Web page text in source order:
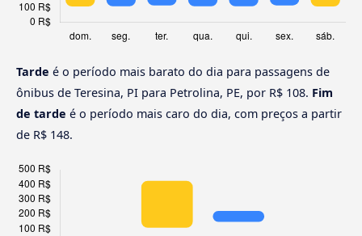
Tarde é o período mais barato do dia para passagens de
ônibus de Teresina, PI para Petrolina, PE, por R$ 108. Fim
de tarde é o período mais caro do dia, com preços a partir
de R$ 148.